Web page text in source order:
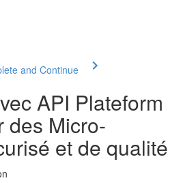
and Continue
API Plateform
des Micro-
et de qualité